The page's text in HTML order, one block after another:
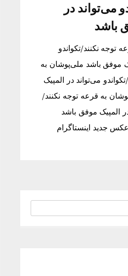
می‌تواند در
باشد
توجه نکنند/تکواندو
موفق باشد ملی‌پوشان به
می‌تواند در المپیک
به قرعه توجه نکنند/
المپیک موفق باشد
جدید اینستاگرام